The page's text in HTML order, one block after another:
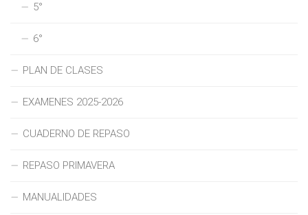
5°
6°
PLAN DE CLASES
EXAMENES 2025-2026
CUADERNO DE REPASO
REPASO PRIMAVERA
MANUALIDADES